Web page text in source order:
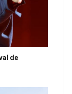
de